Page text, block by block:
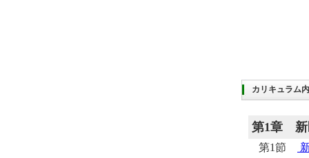
カリキュラム
第1章
第1節